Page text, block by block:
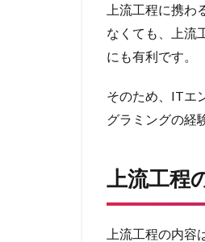
上流工程に携
なくても、上流
にも有利です。
そのため、ITエ
グラミングの経
上流工程
上流工程の内容